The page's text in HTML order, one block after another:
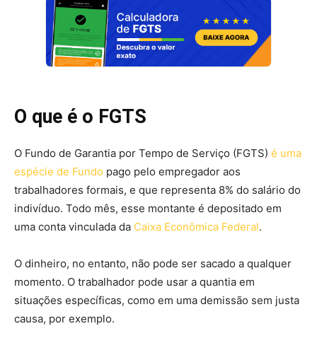
O que é o FGTS
O Fundo de Garantia por Tempo de Serviço (FGTS) é uma
espécie de Fundo pago pelo empregador aos
trabalhadores formais, e que representa 8% do salário do
indivíduo. Todo mês, esse montante é depositado em
uma conta vinculada da Caixa Econômica Federal.
O dinheiro, no entanto, não pode ser sacado a qualquer
momento. O trabalhador pode usar a quantia em
situações específicas, como em uma demissão sem justa
causa, por exemplo.